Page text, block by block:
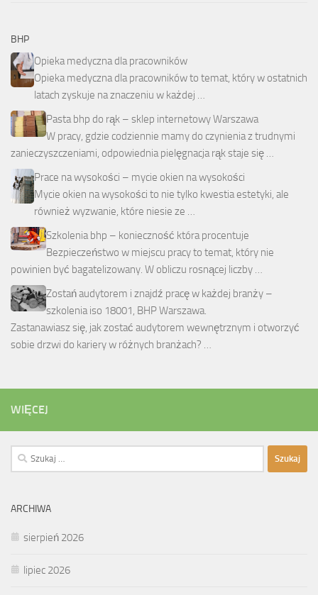
BHP
Opieka medyczna dla pracowników
Opieka medyczna dla pracowników to temat, który w ostatnich
latach zyskuje na znaczeniu w każdej …
Pasta bhp do rąk – sklep internetowy Warszawa
W pracy, gdzie codziennie mamy do czynienia z trudnymi
zanieczyszczeniami, odpowiednia pielęgnacja rąk staje się …
Prace na wysokości – mycie okien na wysokości
Mycie okien na wysokości to nie tylko kwestia estetyki, ale
również wyzwanie, które niesie ze …
Szkolenia bhp – konieczność która procentuje
Bezpieczeństwo w miejscu pracy to temat, który nie
powinien być bagatelizowany. W obliczu rosnącej liczby …
Zostań audytorem i znajdź pracę w każdej branży –
szkolenia iso 18001, BHP Warszawa.
Zastanawiasz się, jak zostać audytorem wewnętrznym i otworzyć
sobie drzwi do kariery w różnych branżach? …
WIĘCEJ
Szukaj:
ARCHIWA
sierpień 2026
lipiec 2026